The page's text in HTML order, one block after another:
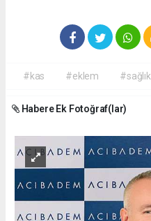
#kas #eklem #sağlık
Habere Ek Fotoğraf(lar)